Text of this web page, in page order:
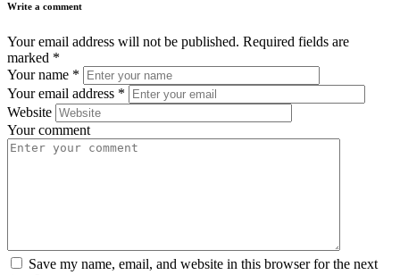
Write a comment
Your email address will not be published. Required fields are
marked *
Your name *
Your email address *
Website
Your comment
Save my name, email, and website in this browser for the next